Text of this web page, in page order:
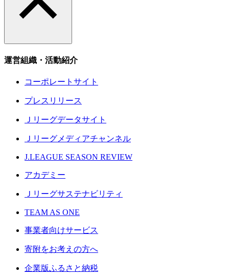
運営組織・活動紹介
コーポレートサイト
プレスリリース
Ｊリーグデータサイト
Ｊリーグメディアチャンネル
J.LEAGUE SEASON REVIEW
アカデミー
Ｊリーグサステナビリティ
TEAM AS ONE
事業者向けサービス
寄附をお考えの方へ
企業版ふるさと納税